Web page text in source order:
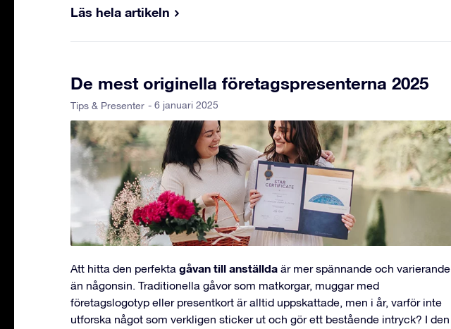
Läs hela artikeln
De mest originella företagspresenterna 2025
Tips & Presenter - 6 januari 2025
Att hitta den perfekta gåvan till anställda är mer spännande och varierande
än någonsin. Traditionella gåvor som matkorgar, muggar med
företagslogotyp eller presentkort är alltid uppskattade, men i år, varför inte
utforska något som verkligen sticker ut och gör ett bestående intryck? I den